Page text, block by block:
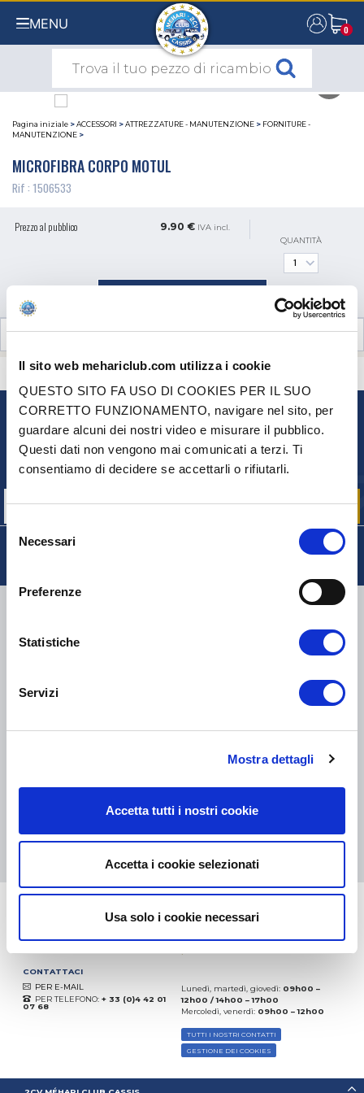
Il sito web mehariclub.com utilizza i cookie
QUESTO SITO FA USO DI COOKIES PER IL SUO
CORRETTO FUNZIONAMENTO, navigare nel sito, per
guardare alcuni dei nostri video e misurare il pubblico.
Questi dati non vengono mai comunicati a terzi. Ti
consentiamo di decidere se accettarli o rifiutarli.
Selezione
delNecessari
Preferenze
Statistiche
Servizi
Mostra dettagli
Accetta tutti i nostri cookie
Accetta i cookie selezionati
Usa solo i cookie necessari
MENU 0
0
Pagina iniziale >ACCESSORI >ATTREZZATURE - MANUTENZIONE > FORNITURE -
MANUTENZIONE >
MICROFIBRA CORPO MOTUL
Rif : 1506533
Prezzo al pubblico 9.90 € IVA incl.
QUANTITÀ
RECENSIONI CLIENTI (0)
CONTATTACI
NEWSLETTER
Iscriviti per ricevere gratuitamente
le nostre offerte promozionali e le novità sui prodotti
COLLI DI PICCOLE DIMENSIONI:
TNT, GÉODIS, FRANCE
Eccellente:4.5/5
(dal 2018)
CONTATTACI
PER E-MAIL
PER TELEFONO: + 33 (0)4 42 01
07 68
Lunedì, martedì, giovedì: 09h00 –
12h00 / 14h00 – 17h00
Mercoledì, venerdì: 09h00 – 12h00
TUTTI I NOSTRI CONTATTI
GESTIONE DEI COOKIES